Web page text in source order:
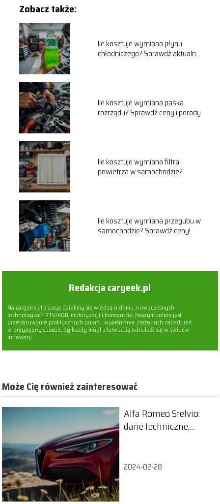
Zobacz także:
Ile kosztuje wymiana płynu
chłodniczego? Sprawdź aktualne
Ile kosztuje wymiana paska
rozrządu? Sprawdź ceny i porady
Ile kosztuje wymiana filtra
powietrza w samochodzie?
Ile kosztuje wymiana przegubu w
samochodzie? Sprawdź ceny!
Redakcja cargeek.pl
Na cargeek.pl z pasją dzielimy się wiedzą o domu, nowoczesnych
technologiach RTV/AGD, motoryzacji i transporcie. Naszym celem jest
przekazywanie praktycznych porad i wyjaśnianie złożonych zagadnień
w przystępny sposób, by każdy mógł z łatwością odnaleźć się w świecie
innowacji.
Może Cię również zainteresować
Alfa Romeo Stelvio:
dane techniczne,
2024-02-28